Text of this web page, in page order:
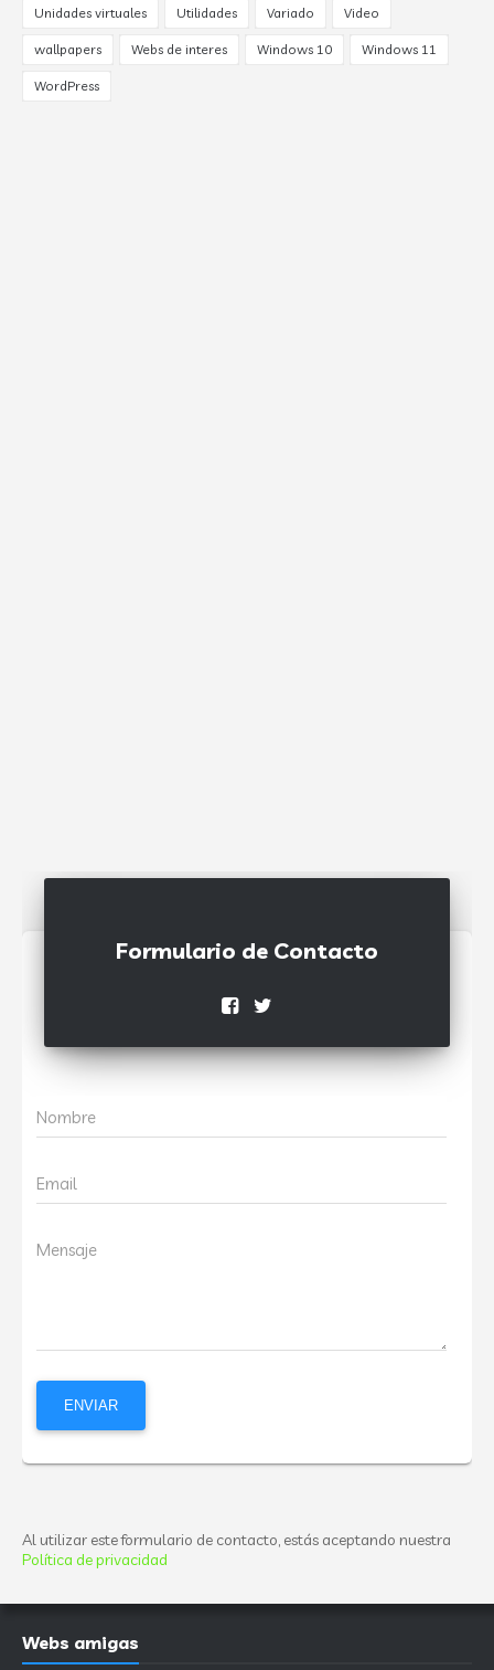
Unidades virtuales Utilidades Variado Video
wallpapers Webs de interes Windows 10 Windows 11
WordPress
Formulario de Contacto
Nombre
Email
Mensaje
Al utilizar este formulario de contacto, estás aceptando nuestra
Política de privacidad
Webs amigas